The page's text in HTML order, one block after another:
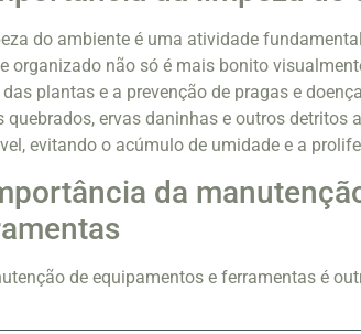
do ambiente é uma atividade
organizado não só é mais bonito
das plantas e a prevenção de pragas e
quebrados, ervas daninhas e outros detritos
evitando o acúmulo de umidade e a
da
de equipamentos e ferramentas é